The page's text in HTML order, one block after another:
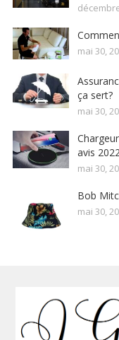
mai 30,
ça sert?
mai 30,
avis 2022
mai 30,
Bob
mai 30,